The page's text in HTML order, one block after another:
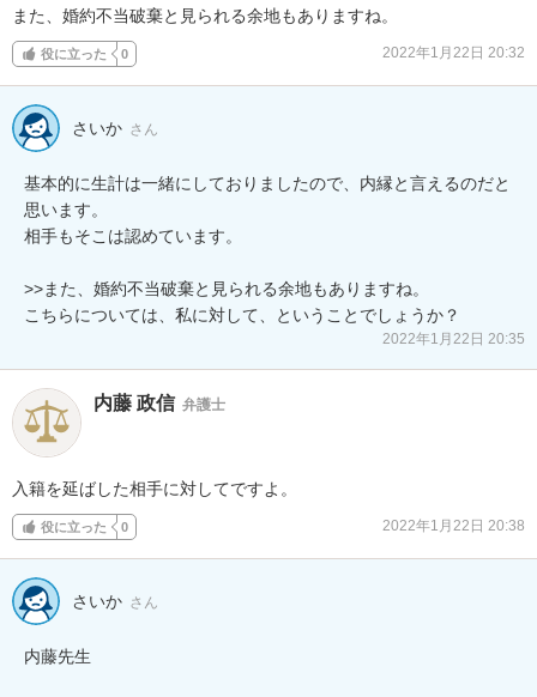
また、婚約不当破棄と見られる余地もありますね。
役に立った 0 2022年1月22日 20:32
さいか さん
基本的に生計は一緒にしておりましたので、内縁と言えるのだと
思います。
相手もそこは認めています。
>>また、婚約不当破棄と見られる余地もありますね。
こちらについては、私に対して、ということでしょうか？
2022年1月22日 20:35
内藤 政信 弁護士
入籍を延ばした相手に対してですよ。
役に立った 0 2022年1月22日 20:38
さいか さん
内藤先生